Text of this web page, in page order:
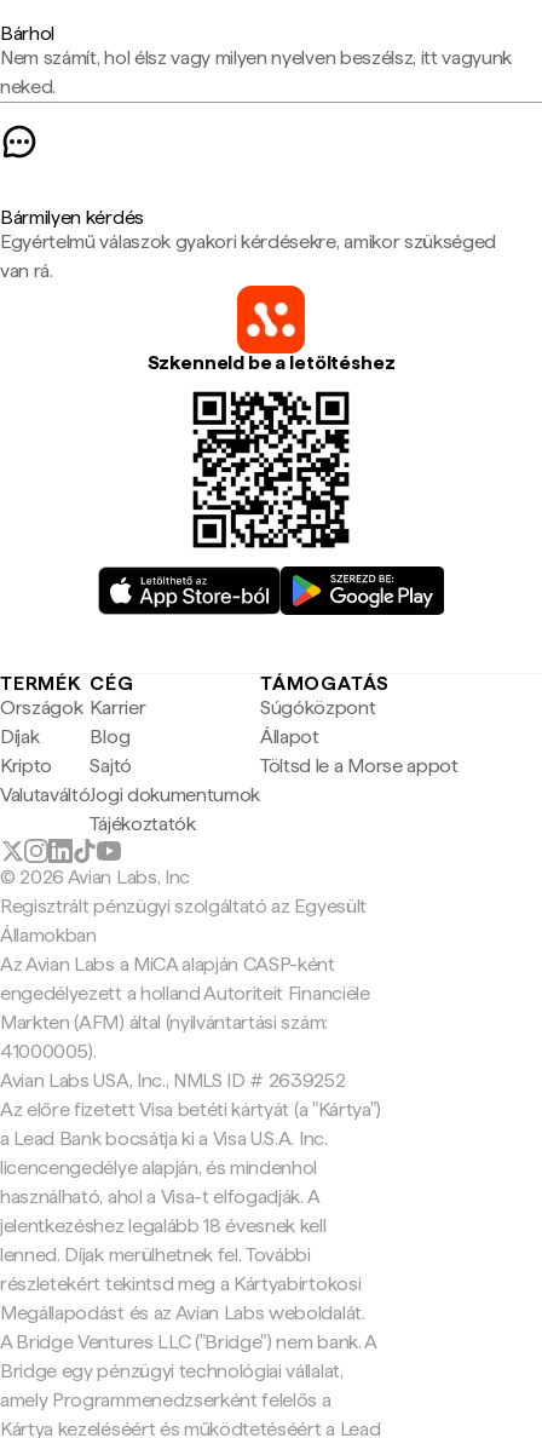
Bárhol
Nem számít, hol élsz vagy milyen nyelven beszélsz, itt vagyunk
neked.
Bármilyen kérdés
Egyértelmű válaszok gyakori kérdésekre, amikor szükséged
van rá.
Szkenneld be a letöltéshez
TERMÉK
Országok
Díjak
Kripto
Valutaváltó
CÉG
Karrier
Blog
Sajtó
Jogi dokumentumok
Tájékoztatók
TÁMOGATÁS
Súgóközpont
Állapot
Töltsd le a Morse appot
© 2026 Avian Labs, Inc
Regisztrált pénzügyi szolgáltató az Egyesült
Államokban
Az Avian Labs a MiCA alapján CASP-ként
engedélyezett a holland Autoriteit Financiële
Markten (AFM) által (nyilvántartási szám:
41000005).
Avian Labs USA, Inc., NMLS ID # 2639252
Az előre fizetett Visa betéti kártyát (a "Kártya")
a Lead Bank bocsátja ki a Visa U.S.A. Inc.
licencengedélye alapján, és mindenhol
használható, ahol a Visa-t elfogadják. A
jelentkezéshez legalább 18 évesnek kell
lenned. Díjak merülhetnek fel. További
részletekért tekintsd meg a Kártyabirtokosi
Megállapodást és az Avian Labs weboldalát.
A Bridge Ventures LLC ("Bridge") nem bank. A
Bridge egy pénzügyi technológiai vállalat,
amely Programmenedzserként felelős a
Kártya kezeléséért és működtetéséért a Lead